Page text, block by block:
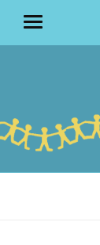
Inhalt
springen
MENÜ